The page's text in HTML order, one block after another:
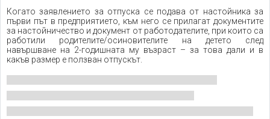
Когато заявлението за отпуска се подава от настойника за
първи път в предприятието, към него се прилагат документите
за настойничество и документ от работодателите, при които са
работили родителите/осиновителите на детето след
навършване на 2-годишната му възраст – за това дали и в
какъв размер е ползван отпускът.